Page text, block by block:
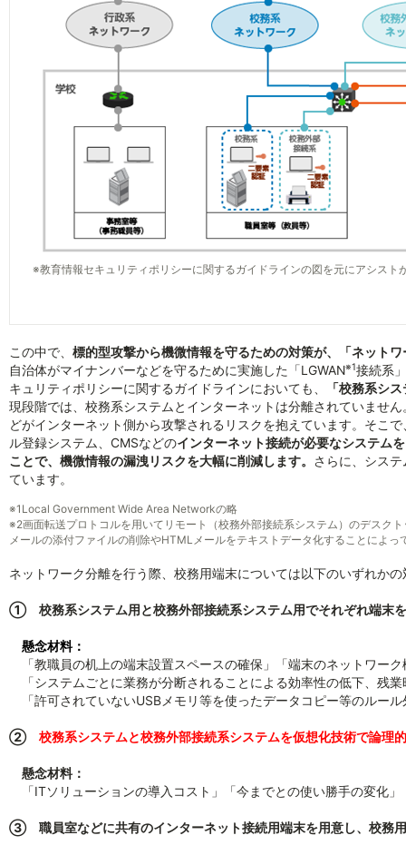
※教育情報セキュリティポリシーに関するガイドラインの図を元にアシスト
この中で、 標的型攻撃から機微情報を守るための対策が、「ネット
自治体がマイナンバーなどを守るために実施した「LGWAN※1接続系
キュリティポリシーに関するガイドラインにおいても、
「校務系シ
現段階では、校務系システムとインターネットは分離されていませ
どがインターネット側から攻撃されるリスクを抱えています。そこ
ル登録システム、CMSなどのインターネット接続が必要なシステム
ことで、機微情報の漏洩リスクを大幅に削減します。 さらに、シス
ています。
※1 Local Government Wide Area Networkの略
※2画面転送プロトコルを用いてリモート（校務外部接続系システム）のデスク
メールの添付ファイルの削除やHTMLメールをテキストデータ化することによ
ネットワーク分離を行う際、校務用端末については以下のいずれか
① 校務系システム用と校務外部接続系システム用でそれぞれ端末
懸念材料：
「教職員の机上の端末設置スペースの確保」「端末のネットワー
「システムごとに業務が分断されることによる効率性の低下、残業
「許可されていないUSBメモリ等を使ったデータコピー等のルー
② 校務系システムと校務外部接続系システムを仮想化技術で論理
懸念材料：
「ITソリューションの導入コスト」「今までとの使い勝手の変化」
③ 職員室などに共有のインターネット接続用端末を用意し、校務